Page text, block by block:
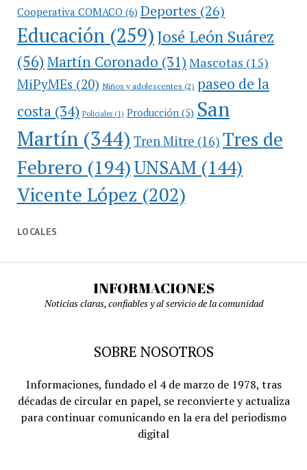
Cooperativa COMACO(6) Deportes (26)
Educación(259)José León Suárez
(56)Martín Coronado (31) Mascotas (15)
MiPyMEs (20) Niños y adolescentes (2) paseo de la
costa(34) Policiales(1) Producción(5) San
Martín(344) Tren Mitre (16) Tres de
Febrero (194)UNSAM (144)
Vicente López (202)
LOCALES
INFORMACIONES
Noticias claras, confiables y al servicio de la comunidad
SOBRE NOSOTROS
Informaciones, fundado el 4 de marzo de 1978, tras
décadas de circular en papel, se reconvierte y actualiza
para continuar comunicando en la era del periodismo
digital